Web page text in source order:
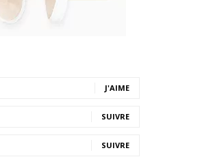
J'AIME
SUIVRE
SUIVRE